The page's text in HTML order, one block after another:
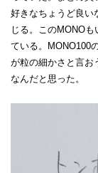
好きなちょうど良い
じる。このMONO
ている。MONO100
が粒の細かさと言お
なんだと思った。